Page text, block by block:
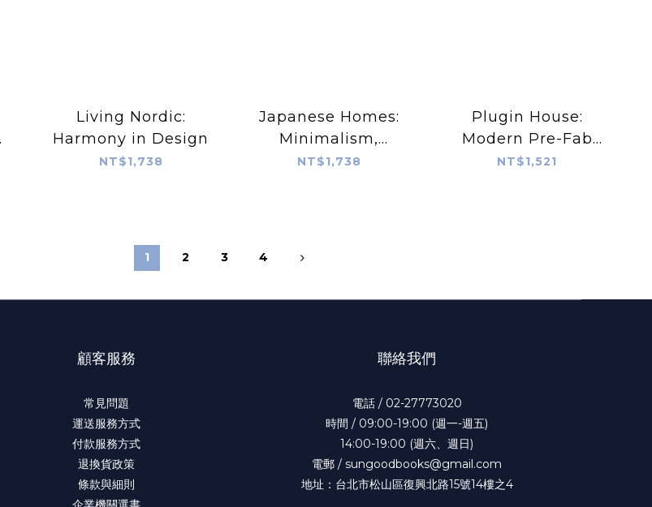
Living Nordic:
Harmony in Design
NT$1,738
Japanese Homes:
Minimalism,
Balance, Elegance
NT$1,738
Plugin House:
Modern Pre-Fab
Architecture
NT$1,521
1 2 3 4
顧客服務
常見問題
運送服務方式
付款服務方式
退換貨政策
條款與細則
聯絡我們
電話 / 02-27773020
時間 / 09:00-19:00 (週一-週五)
14:00-19:00 (週六、週日)
電郵 / sungoodbooks@gmail.com
地址：台北市松山區復興北路15號14樓之4